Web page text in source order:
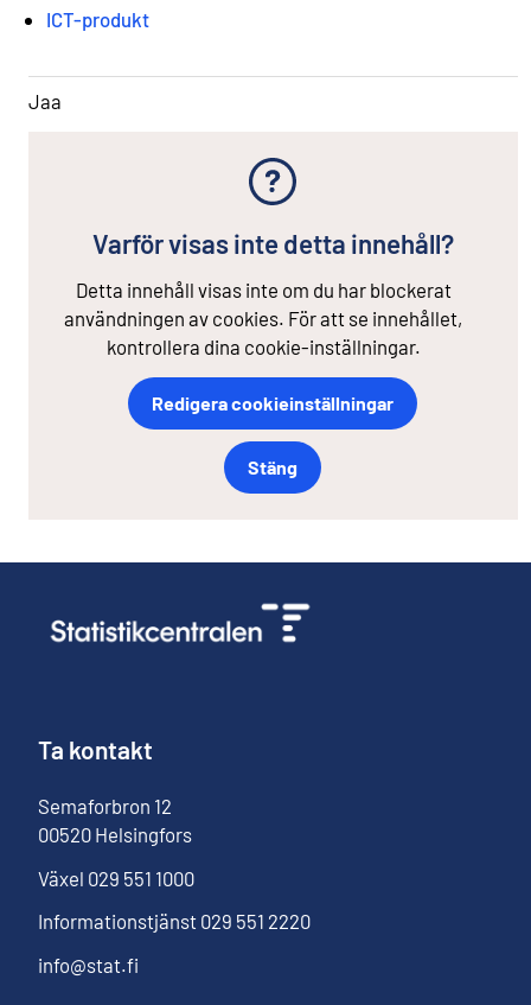
ICT-produkt
Jaa
Varför visas inte detta innehåll?
Detta innehåll visas inte om du har blockerat
användningen av cookies. För att se innehållet,
kontrollera dina cookie-inställningar.
Redigera cookieinställningar
Stäng
Ta kontakt
Semaforbron 12
00520 Helsingfors
Växel 029 551 1000
Informationstjänst 029 551 2220
info@stat.fi